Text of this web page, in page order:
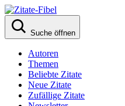
Suche öffnen
Autoren
Themen
Beliebte Zitate
Neue Zitate
Zufällige Zitate